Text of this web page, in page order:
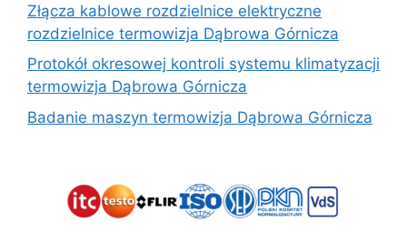
Złącza kablowe rozdzielnice elektryczne
rozdzielnice termowizja Dąbrowa Górnicza
Protokół okresowej kontroli systemu klimatyzacji
termowizja Dąbrowa Górnicza
Badanie maszyn termowizja Dąbrowa Górnicza